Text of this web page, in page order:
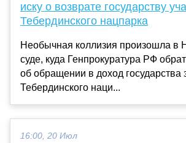
иску о возврате государству
Тебердинского нацпарка
Необычная коллизия произошла в
суде, куда Генпрокуратура РФ
об обращении в доход государства
Тебердинского наци...
16:00, 20 Июл